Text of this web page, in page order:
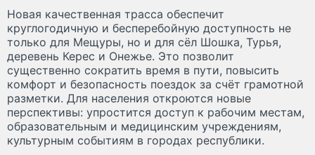
Новая качественная трасса обеспечит
круглогодичную и бесперебойную доступность не
только для Мещуры, но и для сёл Шошка, Турья,
деревень Керес и Онежье. Это позволит
существенно сократить время в пути, повысить
комфорт и безопасность поездок за счёт грамотной
разметки. Для населения откроются новые
перспективы: упростится доступ к рабочим местам,
образовательным и медицинским учреждениям,
культурным событиям в городах республики.